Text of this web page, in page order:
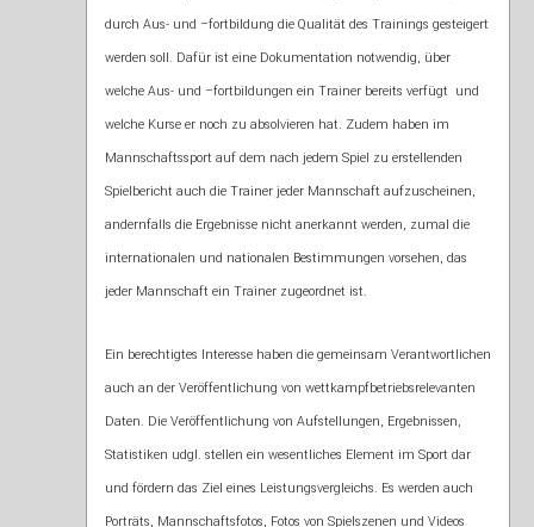
durch Aus- und –fortbildung die Qualität des Trainings gesteigert
werden soll. Dafür ist eine Dokumentation notwendig, über
welche Aus- und –fortbildungen ein Trainer bereits verfügt und
welche Kurse er noch zu absolvieren hat. Zudem haben im
Mannschaftssport auf dem nach jedem Spiel zu erstellenden
Spielbericht auch die Trainer jeder Mannschaft aufzuscheinen,
andernfalls die Ergebnisse nicht anerkannt werden, zumal die
internationalen und nationalen Bestimmungen vorsehen, das
jeder Mannschaft ein Trainer zugeordnet ist.
Ein berechtigtes Interesse haben die gemeinsam Verantwortlichen
auch an der Veröffentlichung von wettkampfbetriebsrelevanten
Daten. Die Veröffentlichung von Aufstellungen, Ergebnissen,
Statistiken udgl. stellen ein wesentliches Element im Sport dar
und fördern das Ziel eines Leistungsvergleichs. Es werden auch
Porträts, Mannschaftsfotos, Fotos von Spielszenen und Videos